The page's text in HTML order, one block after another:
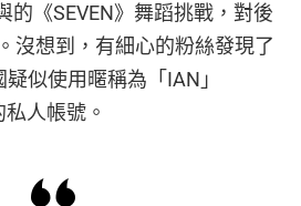
的《SEVEN》舞蹈挑戰，對後
沒想到，有細心的粉絲發現了
似使用暱稱為「IAN」
私人帳號。